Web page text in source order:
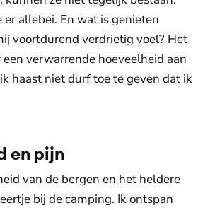
er allebei. En wat is genieten
voortdurend verdrietig voel? Het
verwarrende hoeveelheid aan
haast niet durf toe te geven dat ik
en pijn
van de bergen en het heldere
bij de camping. Ik ontspan